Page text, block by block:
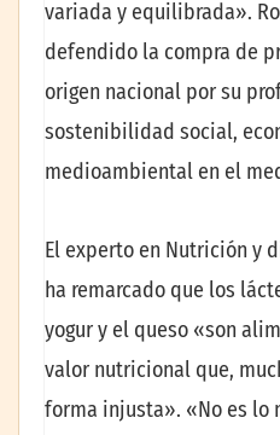
variada y equilibrada».
defendido la compra de
origen nacional por su
sostenibilidad social,
medioambiental en el
El experto en Nutrición y
ha remarcado que los
yogur y el queso «son
valor nutricional que,
forma injusta». «No es lo